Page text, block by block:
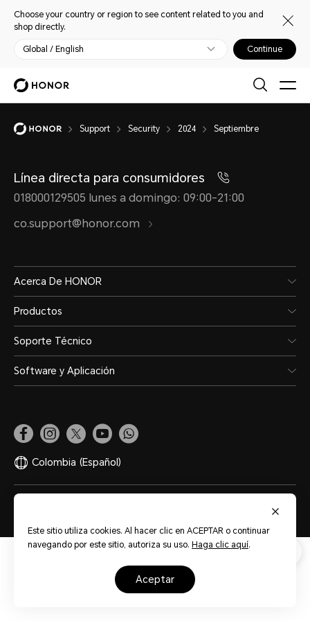
Choose your country or region to see content related to you and
shop directly.
Global / English Continue
Support Security 2024 Septiembre
Línea directa para consumidores
018000129505 lunes a domingo: 09:00-21:00
co.support@honor.com
Acerca De HONOR
Productos
Soporte Técnico
Software y Aplicación
Colombia (Español)
Este sitio utiliza cookies. Al hacer clic en ACEPTAR o continuar
navegando por este sitio, autoriza su uso. Haga clic aquí.
aceptar